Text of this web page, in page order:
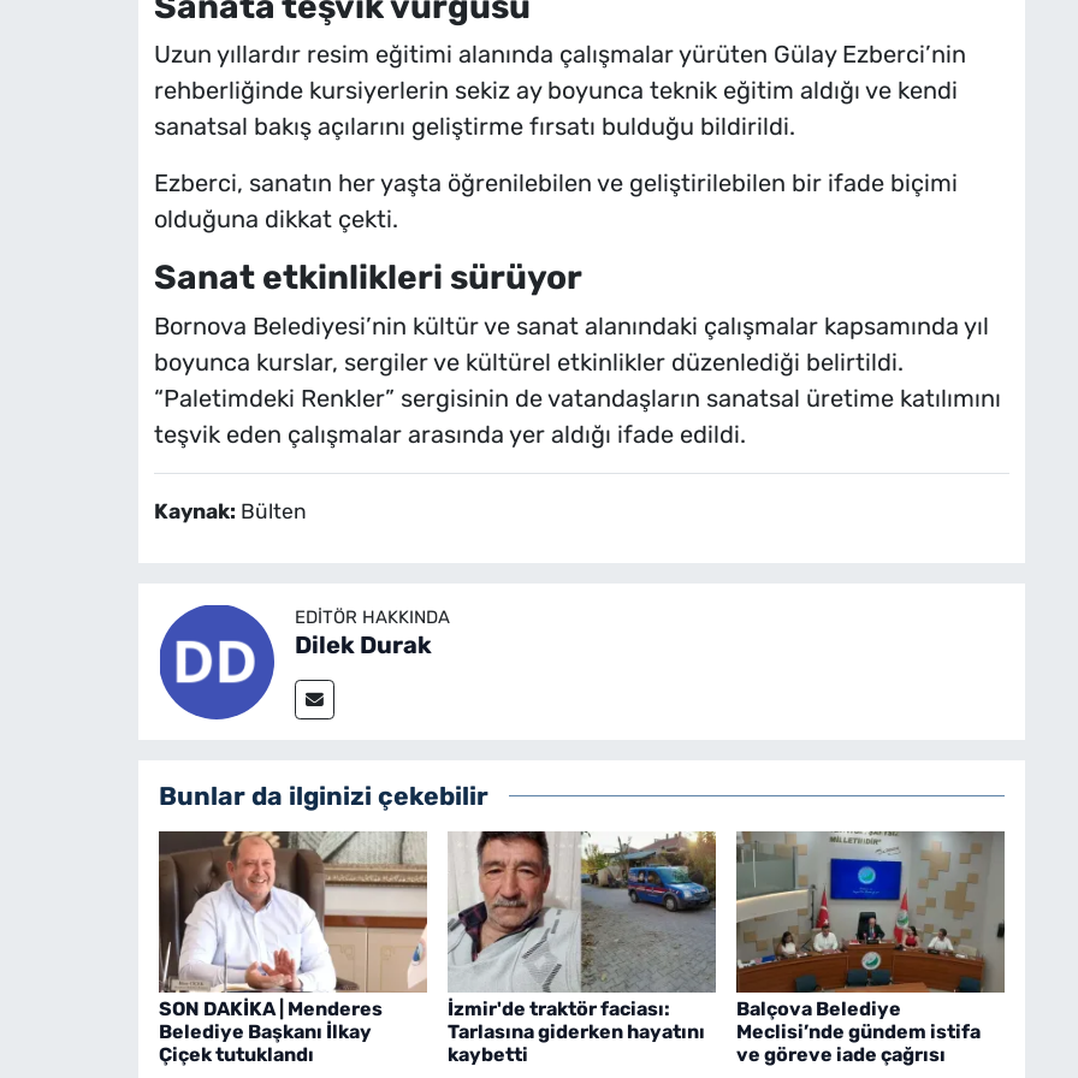
Uzun yıllardır resim eğitimi alanında çalışmalar yürüten Gülay Ezberci’nin
rehberliğinde kursiyerlerin sekiz ay boyunca teknik eğitim aldığı ve kendi
sanatsal bakış açılarını geliştirme fırsatı bulduğu bildirildi.
Ezberci, sanatın her yaşta öğrenilebilen ve geliştirilebilen bir ifade biçimi
olduğuna dikkat çekti.
Sanat etkinlikleri sürüyor
Bornova Belediyesi’nin kültür ve sanat alanındaki çalışmalar kapsamında yıl
boyunca kurslar, sergiler ve kültürel etkinlikler düzenlediği belirtildi.
“Paletimdeki Renkler” sergisinin de vatandaşların sanatsal üretime katılımını
teşvik eden çalışmalar arasında yer aldığı ifade edildi.
Kaynak: Bülten
EDITÖR HAKKINDA
Dilek Durak
Bunlar da ilginizi çekebilir
SON DAKİKA | Menderes
Belediye Başkanı İlkay
Çiçek tutuklandı
İzmir'de traktör faciası:
Tarlasına giderken hayatını
kaybetti
Balçova Belediye
Meclisi’nde gündem istifa
ve göreve iade çağrısı